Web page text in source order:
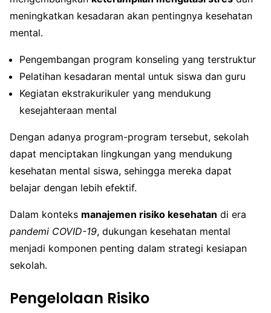
meningkatkan kesadaran akan pentingnya kesehatan
mental.
Pengembangan program konseling yang terstruktur
Pelatihan kesadaran mental untuk siswa dan guru
Kegiatan ekstrakurikuler yang mendukung
kesejahteraan mental
Dengan adanya program-program tersebut, sekolah
dapat menciptakan lingkungan yang mendukung
kesehatan mental siswa, sehingga mereka dapat
belajar dengan lebih efektif.
Dalam konteks manajemen risiko kesehatan di era
pandemi COVID-19, dukungan kesehatan mental
menjadi komponen penting dalam strategi kesiapan
sekolah.
Pengelolaan Risiko